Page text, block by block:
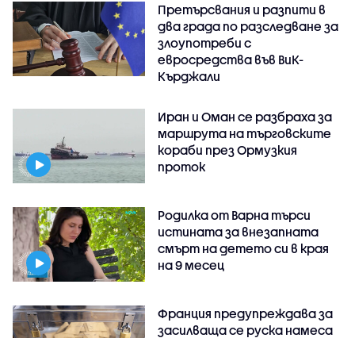
Претърсвания и разпити в
два града по разследване за
злоупотреби с
евросредства във ВиК-
Кърджали
Иран и Оман се разбраха за
маршрута на търговските
кораби през Ормузкия
проток
Родилка от Варна търси
истината за внезапната
смърт на детето си в края
на 9 месец
Франция предупреждава за
засилваща се руска намеса